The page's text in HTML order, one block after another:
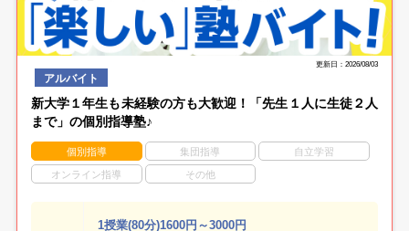
更新日：2026/08/03
アルバイト
新大学１年生も未経験の方も大歓迎！「先生１人に生徒２人
まで」の個別指導塾♪
個別指導 集団指導 自立学習
オンライン指導 その他
1授業(80分)1600円～3000円